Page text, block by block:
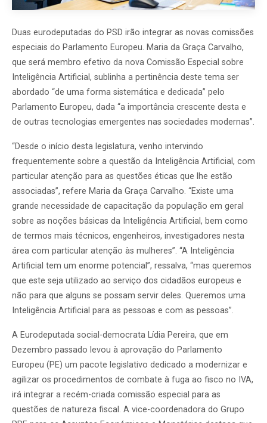
Duas eurodeputadas do PSD irão integrar as novas comissões
especiais do Parlamento Europeu. Maria da Graça Carvalho,
que será membro efetivo da nova Comissão Especial sobre
Inteligência Artificial, sublinha a pertinência deste tema ser
abordado “de uma forma sistemática e dedicada” pelo
Parlamento Europeu, dada “a importância crescente desta e
de outras tecnologias emergentes nas sociedades modernas”.
“Desde o início desta legislatura, venho intervindo
frequentemente sobre a questão da Inteligência Artificial, com
particular atenção para as questões éticas que lhe estão
associadas”, refere Maria da Graça Carvalho. “Existe uma
grande necessidade de capacitação da população em geral
sobre as noções básicas da Inteligência Artificial, bem como
de termos mais técnicos, engenheiros, investigadores nesta
área com particular atenção às mulheres”. “A Inteligência
Artificial tem um enorme potencial”, ressalva, “mas queremos
que este seja utilizado ao serviço dos cidadãos europeus e
não para que alguns se possam servir deles. Queremos uma
Inteligência Artificial para as pessoas e com as pessoas”.
A Eurodeputada social-democrata Lídia Pereira, que em
Dezembro passado levou à aprovação do Parlamento
Europeu (PE) um pacote legislativo dedicado a modernizar e
agilizar os procedimentos de combate à fuga ao fisco no IVA,
irá integrar a recém-criada comissão especial para as
questões de natureza fiscal. A vice-coordenadora do Grupo